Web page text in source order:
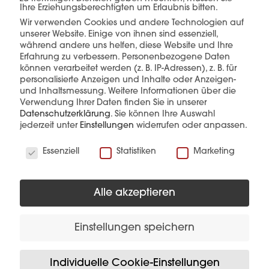
mehr erfahren
Diese Produkte könnten Sie auch
interessieren
Ihre Erziehungsberechtigten um Erlaubnis bitten.
Wir verwenden Cookies und andere Technologien auf
unserer Website. Einige von ihnen sind essenziell,
während andere uns helfen, diese Website und Ihre
Erfahrung zu verbessern. Personenbezogene Daten
können verarbeitet werden (z. B. IP-Adressen), z. B. für
personalisierte Anzeigen und Inhalte oder Anzeigen-
und Inhaltsmessung. Weitere Informationen über die
Verwendung Ihrer Daten finden Sie in unserer
Datenschutzerklärung. Sie können Ihre Auswahl
jederzeit unter Einstellungen widerrufen oder anpassen.
Essenziell
Statistiken Marketing
Alle akzeptieren
Einstellungen speichern
Individuelle Cookie-Einstellungen